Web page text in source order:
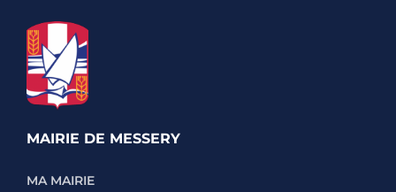
MAIRIE DE MESSERY
MA MAIRIE